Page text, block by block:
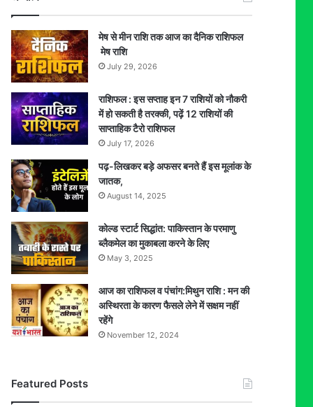
मेष से मीन राशि तक आज का दैनिक राशिफल
मेष राशि
July 29, 2026
राशिफल : इस सप्ताह इन 7 राशियों को नौकरी
में हो सकती है तरक्की, पढ़ें 12 राशियों की
साप्ताहिक टैरो राशिफल
July 17, 2026
पढ़-लिखकर बड़े अफसर बनते हैं इस मूलांक के
जातक,
August 14, 2025
कोल्ड स्टार्ट सिद्धांत: पाकिस्तान के परमाणु
ब्लैकमेल का मुकाबला करने के लिए
May 3, 2025
आज का राशिफल व पंचांग:मिथुन राशि : मन की
अस्थिरता के कारण फैसले लेने में सक्षम नहीं
रहेंगे
November 12, 2024
Featured Posts